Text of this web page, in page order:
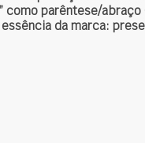
como parêntese/
da marca: